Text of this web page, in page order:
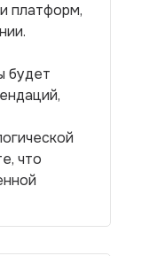
платформ,
будет
что